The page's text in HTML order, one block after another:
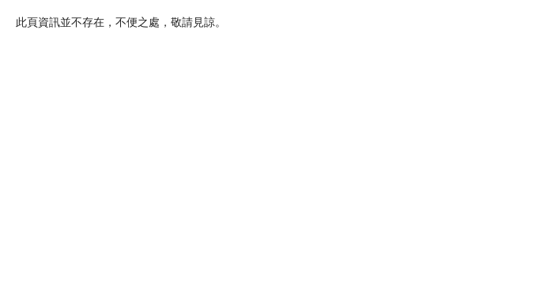
此頁資訊並不存在，不便之處，敬請見諒。